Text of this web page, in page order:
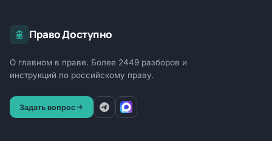
Право Доступно
О главном в праве. Более 2449 разборов и
инструкций по российскому праву.
Задать вопрос